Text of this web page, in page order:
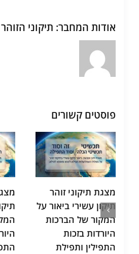
אודות המחבר: תיקוני הזוהר
פוסטים קשורים
מצגת תיקוני זוהר
תיקון עשירי ביאור על
המקור של הברכות
היורדות בזכות
התפילין ותפילת